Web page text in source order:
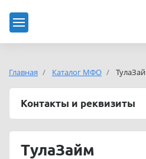
Главная Каталог МФО
Контакты и реквизиты
ТулаЗайм